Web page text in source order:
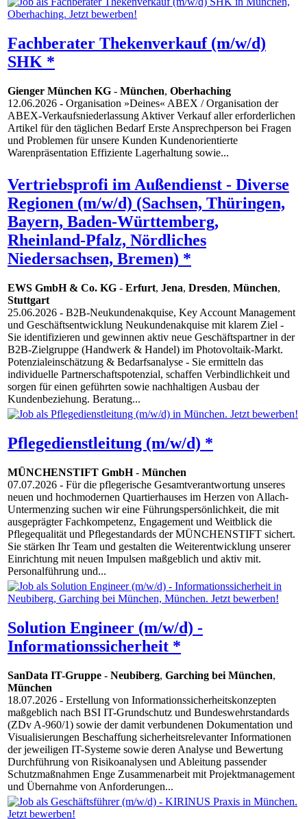
Fachberater Thekenverkauf (m/w/d)
SHK *
Gienger München KG - München, Oberhaching
12.06.2026 - Organisation »Deines« ABEX / Organisation der
ABEX-Verkaufsniederlassung Aktiver Verkauf aller erforderlichen
Artikel für den täglichen Bedarf Erste Ansprechperson bei Fragen
und Problemen für unsere Kunden Kundenorientierte
Warenpräsentation Effiziente Lagerhaltung sowie...
Vertriebsprofi im Außendienst - Diverse
Regionen (m/w/d) (Sachsen, Thüringen,
Bayern, Baden-Württemberg,
Rheinland-Pfalz, Nördliches
Niedersachsen, Bremen) *
EWS GmbH & Co. KG - Erfurt, Jena, Dresden, München,
Stuttgart
25.06.2026 - B2B-Neukundenakquise, Key Account Management
und Geschäftsentwicklung Neukundenakquise mit klarem Ziel -
Sie identifizieren und gewinnen aktiv neue Geschäftspartner in der
B2B-Zielgruppe (Handwerk & Handel) im Photovoltaik-Markt.
Potenzialeinschätzung & Bedarfsanalyse - Sie ermitteln das
individuelle Partnerschaftspotenzial, schaffen Verbindlichkeit und
sorgen für einen geführten sowie nachhaltigen Ausbau der
Kundenbeziehung. Beratung...
Pflegedienstleitung (m/w/d) *
MÜNCHENSTIFT GmbH- München
07.07.2026 - Für die pflegerische Gesamtverantwortung unseres
neuen und hochmodernen Quartierhauses im Herzen von Allach-
Untermenzing suchen wir eine Führungspersönlichkeit, die mit
ausgeprägter Fachkompetenz, Engagement und Weitblick die
Pflegequalität und Pflegestandards der MÜNCHENSTIFT sichert.
Sie stärken Ihr Team und gestalten die Weiterentwicklung unserer
Einrichtung mit neuen Impulsen maßgeblich und aktiv mit.
Personalführung und...
Solution Engineer (m/w/d) -
Informationssicherheit *
SanData IT-Gruppe - Neubiberg, Garching bei München,
München
18.07.2026 - Erstellung von Informationssicherheitskonzepten
maßgeblich nach BSI IT-Grundschutz und Bundeswehrstandards
(ZDv A-960/1) sowie der damit verbundenen Dokumentation und
Visualisierungen Beschaffung sicherheitsrelevanter Informationen
der jeweiligen IT-Systeme sowie deren Analyse und Bewertung
Durchführung von Risikoanalysen und Ableitung passender
Schutzmaßnahmen Enge Zusammenarbeit mit Projektmanagement
und Übernahme von Anforderungen...